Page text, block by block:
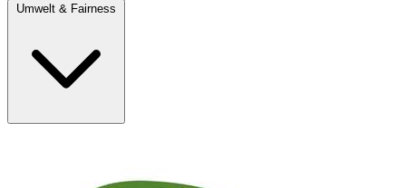
Umwelt & Fairness